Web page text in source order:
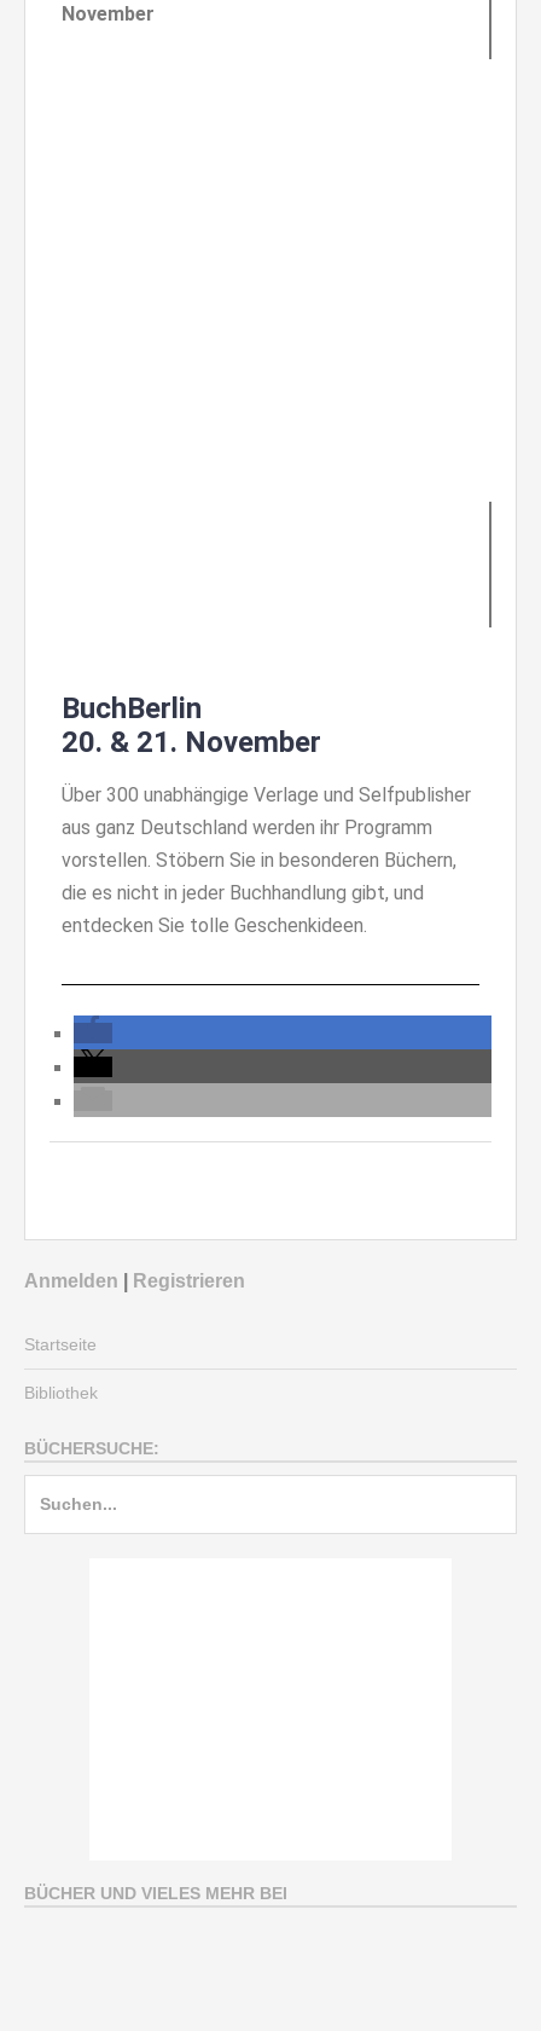
November
BuchBerlin
20. & 21. November
Über 300 unabhängige Verlage und Selfpublisher
aus ganz Deutschland werden ihr Programm
vorstellen. Stöbern Sie in besonderen Büchern,
die es nicht in jeder Buchhandlung gibt, und
entdecken Sie tolle Geschenkideen.
Anmelden Registrieren
Startseite
Bibliothek
BÜCHERSUCHE:
BÜCHER UND VIELES MEHR BEI